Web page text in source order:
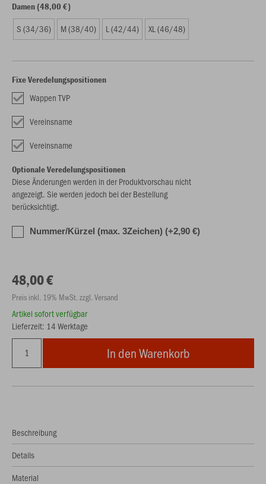
Damen (48,00 €)
S (34/36) M (38/40) L (42/44) XL (46/48)
Fixe Veredelungspositionen
Wappen TVP
Vereinsname
Vereinsname
Optionale Veredelungspositionen
Diese Änderungen werden in der Produktvorschau nicht
angezeigt. Sie werden jedoch bei der Bestellung
berücksichtigt.
Nummer/Kürzel (max. 3Zeichen) (+2,90 €)
48,00 €
Preis inkl. 19% MwSt. zzgl. Versand
Artikel sofort verfügbar
Lieferzeit: 14 Werktage
In den Warenkorb
Beschreibung
Details
Material